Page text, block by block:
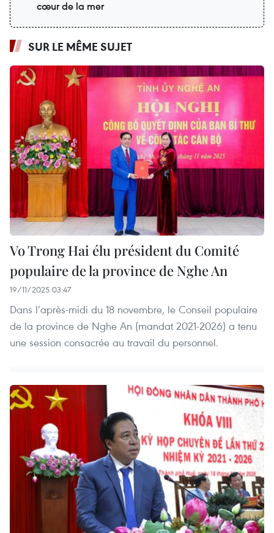
cœur de la mer
SUR LE MÊME SUJET
Vo Trong Hai élu président du Comité
populaire de la province de Nghe An
19/11/2025 03:47
Dans l’après-midi du 18 novembre, le Conseil populaire
de la province de Nghe An (mandat 2021-2026) a tenu
une session consacrée au travail du personnel.